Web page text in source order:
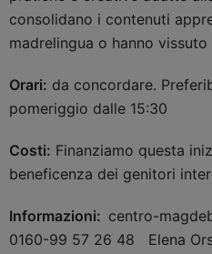
consolidano i contenuti
madrelingua o hanno
Orari: da concordare.
pomeriggio dalle 15:30
Costi: Finanziamo questa
beneficenza dei genitori
Informazioni: centro-
0160-99 57 26 48 Elena